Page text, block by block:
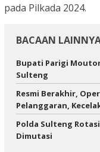
pada Pilkada 2024.
BACAAN
Bupati Parigi
Sulteng
Resmi Berakhir,
Pelanggaran,
Polda Sulteng
Dimutasi